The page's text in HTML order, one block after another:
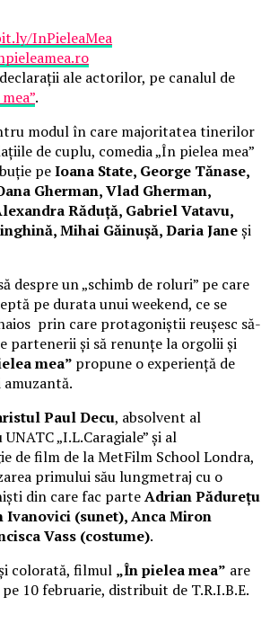
InPieleaMea
ale actorilor, pe canalul de
.
modul în care majoritatea tinerilor
de cuplu, comedia „În pielea mea”
peIoana State, George Tănase,
Gherman, Vlad Gherman,
Răduță, Gabriel Vatavu,
Mihai Găinușă, Daria Janeși
despre un „schimb de roluri” pe care
pe durata unui weekend, ce se
prin care protagoniștii reușesc să-
partenerii și să renunțe la orgolii și
mea” propune o experiență de
Paul Decu, absolvent al
„I.L.Caragiale” și al
de film de la MetFilm School Londra,
primului său lungmetraj cu o
din care fac parteAdrian Pădurețu
Ivanovici (sunet), Anca Miron
Vass (costume).
colorată, filmul „În pielea mea” are
10 februarie, distribuit de T.R.I.B.E.